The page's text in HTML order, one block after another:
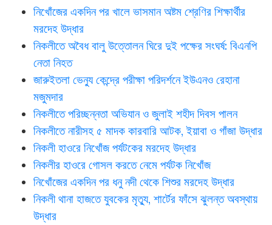
নিখোঁজের একদিন পর খালে ভাসমান অষ্টম শ্রেণির শিক্ষার্থীর
মরদেহ উদ্ধার
নিকলীতে অবৈধ বালু উত্তোলন ঘিরে দুই পক্ষের সংঘর্ষ: বিএনপি
নেতা নিহত
জারুইতলা ভেন্যু কেন্দ্রে পরীক্ষা পরিদর্শনে ইউএনও রেহানা
মজুমদার
নিকলীতে পরিচ্ছন্নতা অভিযান ও জুলাই শহীদ দিবস পালন
নিকলীতে নারীসহ ৫ মাদক কারবারি আটক, ইয়াবা ও গাঁজা উদ্ধার
নিকলী হাওরে নিখোঁজ পর্যটকের মরদেহ উদ্ধার
নিকলীর হাওরে গোসল করতে নেমে পর্যটক নিখোঁজ
নিখোঁজের একদিন পর ধনু নদী থেকে শিশুর মরদেহ উদ্ধার
নিকলী থানা হাজতে যুবকের মৃত্যু, শার্টের ফাঁসে ঝুলন্ত অবস্থায়
উদ্ধার